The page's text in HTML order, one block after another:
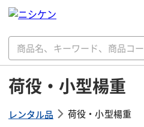
荷役・小型楊重
レンタル品 荷役・小型楊重